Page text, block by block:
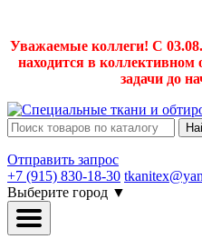
Уважаемые коллеги! С
находится в коллективном
задачи до
Отправить запрос
+7 (915) 830-18-30
Выберите город ▼